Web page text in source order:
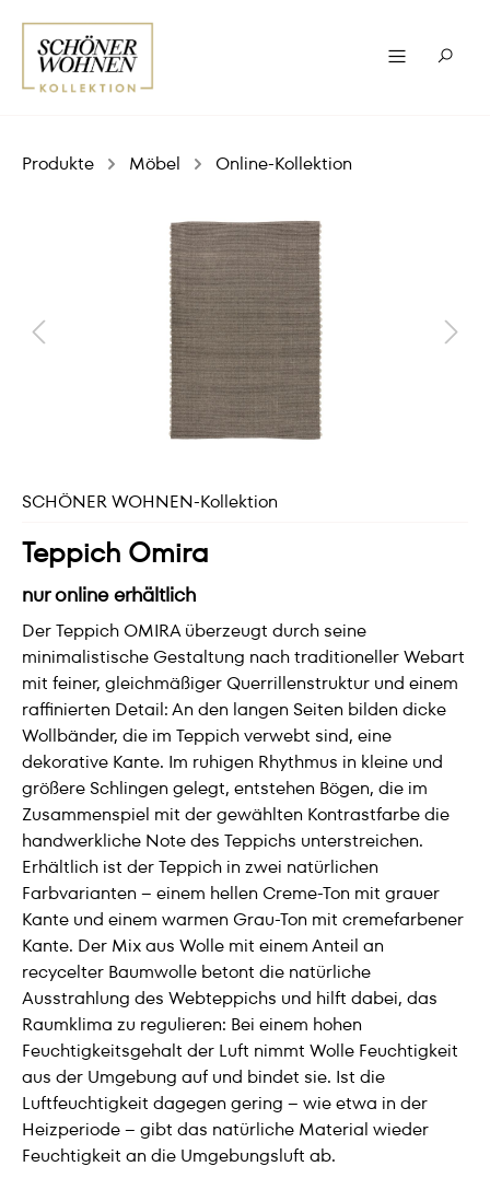
Produkte Möbel Online-Kollektion
SCHÖNER WOHNEN-Kollektion
Teppich Omira
nur online erhältlich
Der Teppich OMIRA überzeugt durch seine
minimalistische Gestaltung nach traditioneller Webart
mit feiner, gleichmäßiger Querrillenstruktur und einem
raffinierten Detail: An den langen Seiten bilden dicke
Wollbänder, die im Teppich verwebt sind, eine
dekorative Kante. Im ruhigen Rhythmus in kleine und
größere Schlingen gelegt, entstehen Bögen, die im
Zusammenspiel mit der gewählten Kontrastfarbe die
handwerkliche Note des Teppichs unterstreichen.
Erhältlich ist der Teppich in zwei natürlichen
Farbvarianten – einem hellen Creme-Ton mit grauer
Kante und einem warmen Grau-Ton mit cremefarbener
Kante. Der Mix aus Wolle mit einem Anteil an
recycelter Baumwolle betont die natürliche
Ausstrahlung des Webteppichs und hilft dabei, das
Raumklima zu regulieren: Bei einem hohen
Feuchtigkeitsgehalt der Luft nimmt Wolle Feuchtigkeit
aus der Umgebung auf und bindet sie. Ist die
Luftfeuchtigkeit dagegen gering – wie etwa in der
Heizperiode – gibt das natürliche Material wieder
Feuchtigkeit an die Umgebungsluft ab.